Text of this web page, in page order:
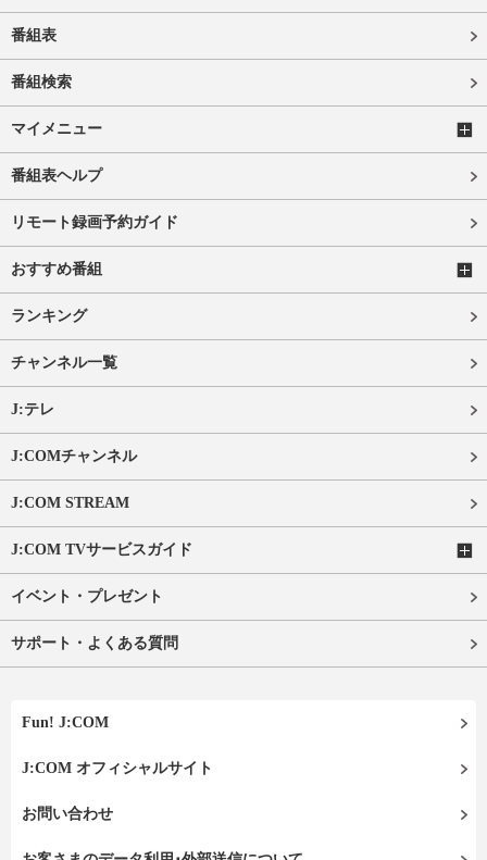
番組表
番組検索
マイメニュー
番組表ヘルプ
リモート録画予約ガイド
おすすめ番組
ランキング
チャンネル一覧
J:テレ
J:COMチャンネル
J:COM STREAM
J:COM TVサービスガイド
イベント・プレゼント
サポート・よくある質問
Fun! J:COM
J:COM オフィシャルサイト
お問い合わせ